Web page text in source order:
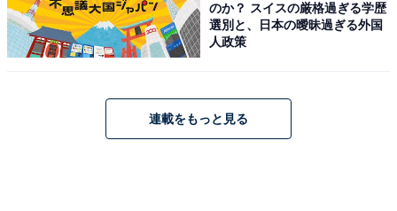
のか？ スイスの厳格過ぎる学歴
選別と、日本の曖昧過ぎる外国
人政策
連載をもっと見る